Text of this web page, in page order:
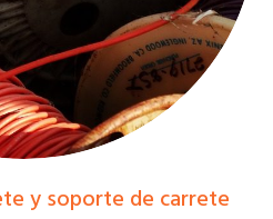
y soporte de carrete